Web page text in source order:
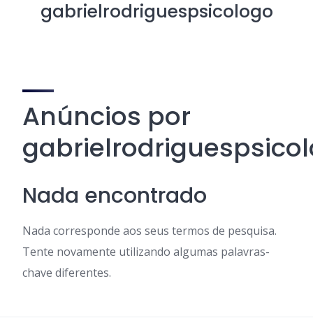
gabrielrodriguespsicologo
Anúncios por
Nada encontrado
Nada corresponde aos seus termos de pesquisa.
Tente novamente utilizando algumas palavras-
chave diferentes.